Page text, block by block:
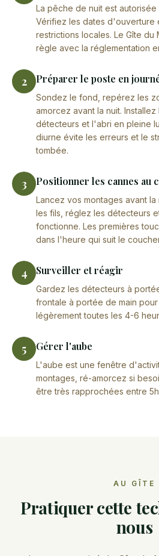
La pêche de nuit est autorisée
Vérifiez les dates d'ouverture
restrictions locales. Le Gîte du
règle avec la réglementation
2 Préparer le poste en
Sondez le fond, repérez les
amorcez avant la nuit.
détecteurs et l'abri en pleine
diurne évite les erreurs et le
tombée.
3 Positionner les cannes au
Lancez vos montages avant
les fils, réglez les détecteurs
fonctionne. Les premières
dans l'heure qui suit le
4 Surveiller et réagir
Gardez les détecteurs à
frontale à portée de main
légèrement toutes les 4-6
5 Gérer l'aube
L'aube est une fenêtre
montages, ré-amorcez si
être très rapprochées entre
AU GÎTE
Pratiquer cette
nous